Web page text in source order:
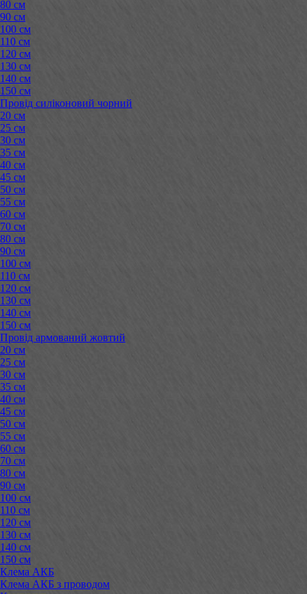
80 см
90 см
100 см
110 см
120 см
130 см
140 см
150 см
Провід силіконовий чорний
20 см
25 см
30 см
35 см
40 см
45 см
50 см
55 см
60 см
70 см
80 см
90 см
100 см
110 см
120 см
130 см
140 см
150 см
Провід армований жовтий
20 см
25 см
30 см
35 см
40 см
45 см
50 см
55 см
60 см
70 см
80 см
90 см
100 см
110 см
120 см
130 см
140 см
150 см
Клема АКБ
Клема АКБ з проводом